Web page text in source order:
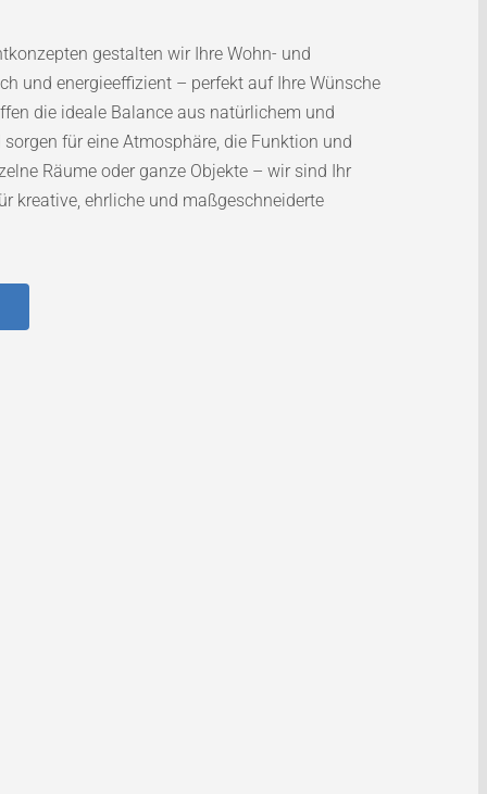
gestalten wir Ihre Wohn- und
und energieeffizient – perfekt auf Ihre Wünsche
die ideale Balance aus natürlichem und
für eine Atmosphäre, die Funktion und
Räume oder ganze Objekte – wir sind Ihr
kreative, ehrliche und maßgeschneiderte